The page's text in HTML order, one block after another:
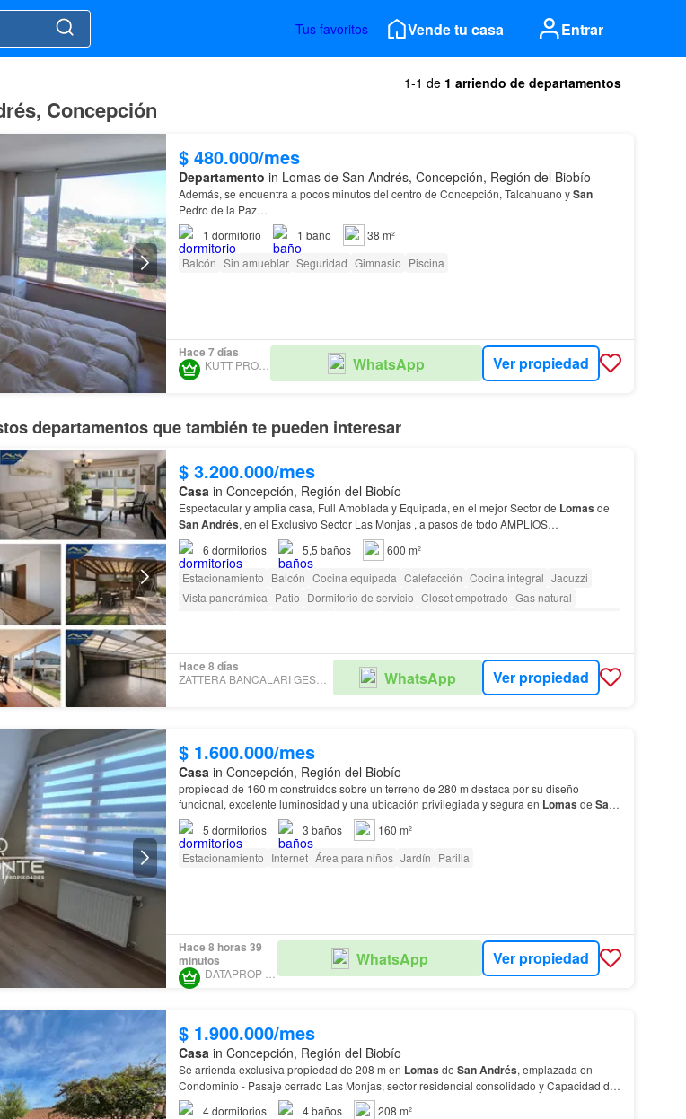
Tus favoritos Vende tu casa Entrar
1-1 de 1 arriendo de departamentos
Concepción
$ 480.000/mes
Departamento in Lomas de San Andrés, Concepción, Región del Biobío
Además, se encuentra a pocos minutos del centro de Concepción, Talcahuano ySan
Pedro de la Paz…
1 dormitorio 1 baño
38 m²
Balcón Sin amueblar Seguridad Gimnasio Piscina
Hace 7 días
KUTT PROPERTY WhatsApp Ver propiedad
departamentos que también te pueden interesar
$ 3.200.000/mes
Casa in Concepción, Región del Biobío
Espectacular y amplia casa, Full Amoblada y Equipada, en el mejor Sector de Lomas de
SanAndrés, en el Exclusivo Sector Las Monjas , a pasos de todo AMPLIOS
6 dormitorios 5,5 baños
600 m²
Estacionamiento Balcón Cocina equipada Calefacción Cocina integral Jacuzzi
Vista panorámica Patio Dormitorio de servicio Closet empotrado Gas natural
Hace 8 días
ZATTERA BANCALARI GESTIÓN INMOBILIARIA WhatsApp Ver propiedad
$ 1.600.000/mes
Casa in Concepción, Región del Biobío
propiedad de 160 m construidos sobre un terreno de 280 m destaca por su diseño
funcional, excelente luminosidad y una ubicación privilegiada y segura en Lomas de San
Andrés
5 dormitorios 3 baños
160 m²
Estacionamiento Internet Área para niños Jardín Parilla
Hace 8 horas 39
minutos
DATAPROP SPA
WhatsApp Ver propiedad
$ 1.900.000/mes
Casa in Concepción, Región del Biobío
Se arrienda exclusiva propiedad de 208 m en Lomas de SanAndrés, emplazada en
Condominio - Pasaje cerrado Las Monjas, sector residencial consolidado y Capacidad de
estacionamiento para hasta 3 vehículosdentro
4dormitorios 4baños
208 m²